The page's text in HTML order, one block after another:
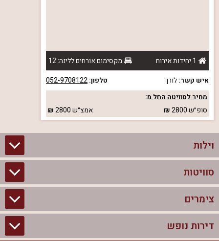
1 יחידות אירוח
מקסימום אורחים ללינה: 12
איש קשר:לורן טלפון:052-9708122
מחיר לסוויטה החל מ:
סופ״ש2800 אמצ״ש2800
וילות
וילות בצפון
וילות להשכרה
סוויטות
סוויטות בצפון
צימרים לזוגות עם בריכה פרטית
צימרים
צימרים בצפון
דירות נופש